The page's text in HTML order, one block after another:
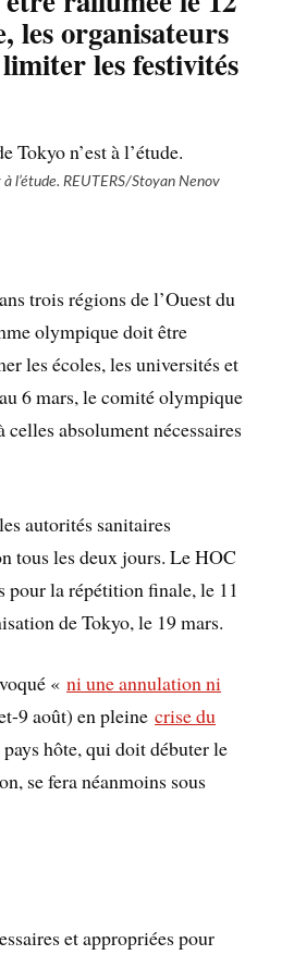
les organisateurs
les festivités
à l’étude.REUTERS/Stoyan Nenov
trois régions de l’Ouest du
olympique doit être
les écoles, les universités et
6 mars, le comité olympique
absolument nécessaires
autorités sanitaires
tous les deux jours. Le HOC
pour la répétition finale, le 11
de Tokyo, le 19 mars.
«ni une annulation ni
9 août) en pleinecrise du
hôte, qui doit débuter le
se fera néanmoins sous
et appropriées pour